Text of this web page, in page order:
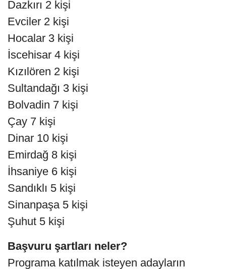
Dazkırı 2 kişi
Evciler 2 kişi
Hocalar 3 kişi
İscehisar 4 kişi
Kızılören 2 kişi
Sultandağı 3 kişi
Bolvadin 7 kişi
Çay 7 kişi
Dinar 10 kişi
Emirdağ 8 kişi
İhsaniye 6 kişi
Sandıklı 5 kişi
Sinanpaşa 5 kişi
Şuhut 5 kişi
Başvuru şartları neler?
Programa katılmak isteyen adayların